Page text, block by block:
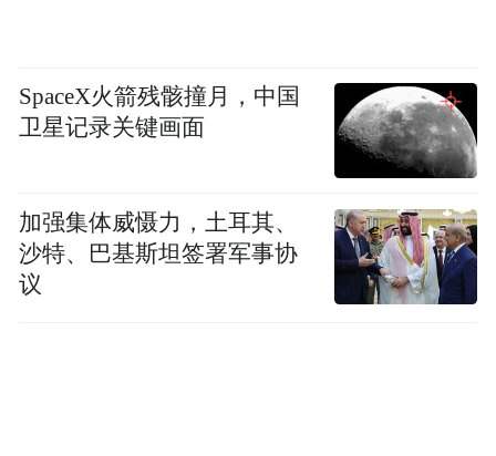
SpaceX火箭残骸撞月，中国
卫星记录关键画面
加强集体威慑力，土耳其、
沙特、巴基斯坦签署军事协
议